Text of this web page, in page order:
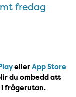
fredag
ellerApp Store
du ombedd att
i frågerutan.